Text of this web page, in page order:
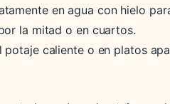
en agua con hielo
la mitad o en cuartos.
potaje caliente o en platos